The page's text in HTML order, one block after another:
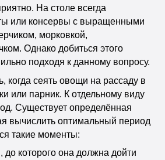
На столе всегда
или консервы с выращенными
морковкой,
Однако добиться этого
подходя к данному вопросу.
когда сеять овощи на рассаду в
или парник. К отдельному виду
Существует определённая
вычислить оптимальный период
такие моменты:
до которого она должна дойти